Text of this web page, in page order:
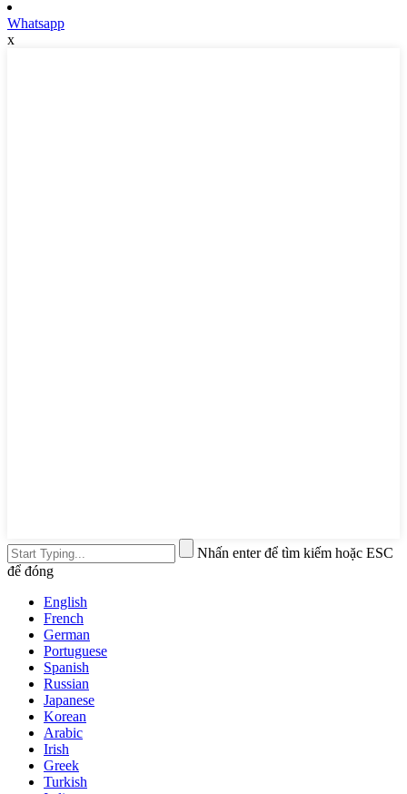
Whatsapp
x
Nhấn enter để tìm kiếm hoặc ESC
để đóng
English
French
German
Portuguese
Spanish
Russian
Japanese
Korean
Arabic
Irish
Greek
Turkish